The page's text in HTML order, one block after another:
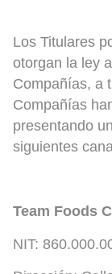
Los Titulares
otorgan la ley
Compañías, a
Compañías
presentando
siguientes
Team Foods
NIT: